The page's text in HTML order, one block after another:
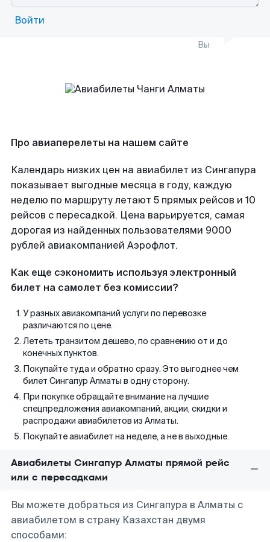
Войти
Вы
Про авиаперелеты на нашем сайте
Календарь низких цен на авиабилет из Сингапура
показывает выгодные месяца в году, каждую
неделю по маршруту летают 5 прямых рейсов и 10
рейсов с пересадкой. Цена варьируется, самая
дорогая из найденных пользователями 9000
рублей авиакомпанией Аэрофлот.
Как еще сэкономить используя электронный
билет на самолет без комиссии?
У разных авиакомпаний услуги по перевозке
различаются по цене.
Лететь транзитом дешево, по сравнению от и до
конечных пунктов.
Покупайте туда и обратно сразу. Это выгоднее чем
билет Сингапур Алматы в одну сторону.
При покупке обращайте внимание на лучшие
спецпредложения авиакомпаний, акции, скидки и
распродажи авиабилетов из Алматы.
Покупайте авиабилет на неделе, а не в выходные.
Авиабилеты Сингапур Алматы прямой рейс
или с пересадками
Вы можете добраться из Сингапура в Алматы с
авиабилетом в страну Казахстан двумя
способами: